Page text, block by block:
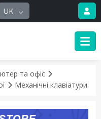
UK
та офіс
Механічні клавіатури: